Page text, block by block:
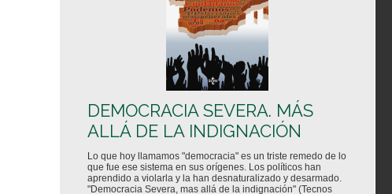
DEMOCRACIA SEVERA. MÁS
ALLÁ DE LA INDIGNACIÓN
Lo que hoy llamamos "democracia" es un triste remedo de lo
que fue ese sistema en sus orígenes. Los políticos han
aprendido a violarla y la han desnaturalizado y desarmado.
"Democracia Severa, mas allá de la indignación" (Tecnos